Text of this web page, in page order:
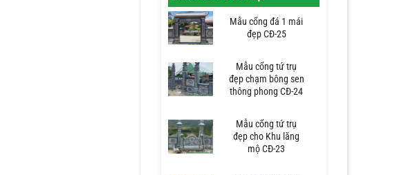
Mẫu cổng đá 1 mái
đẹp CĐ-25
Mẫu cổng tứ trụ
đẹp chạm bông sen
thông phong CĐ-24
Mẫu cổng tứ trụ
đẹp cho Khu lăng
mộ CĐ-23